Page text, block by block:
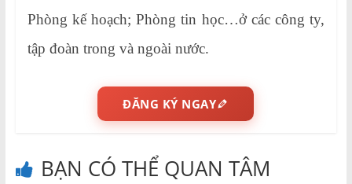
Phòng kế hoạch; Phòng tin học…ở các công ty,
tập đoàn trong và ngoài nước.
ĐĂNG KÝ NGAY
BẠN CÓ THỂ QUAN TÂM